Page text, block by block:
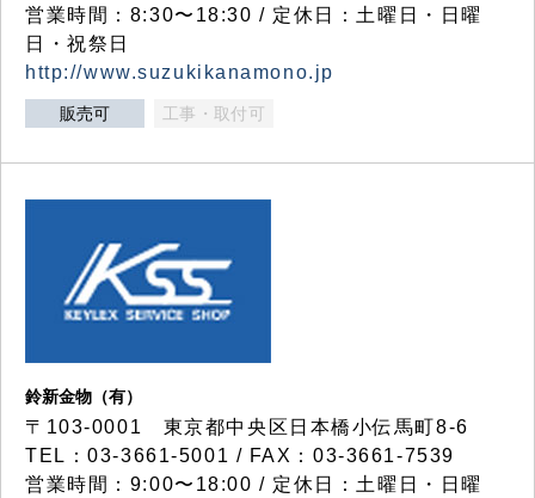
営業時間：8:30〜18:30 / 定休日：土曜日・日曜
日・祝祭日
http://www.suzukikanamono.jp
販売可 工事・取付可
鈴新金物（有）
〒103-0001 東京都中央区日本橋小伝馬町8-6
TEL：03-3661-5001 / FAX：03-3661-7539
営業時間：9:00〜18:00 / 定休日：土曜日・日曜